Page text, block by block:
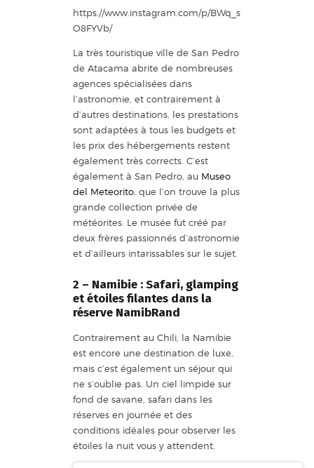
https://www.instagram.com/p/BWq_s
O8FYVb/
La très touristique ville de San Pedro
de Atacama abrite de nombreuses
agences spécialisées dans
l’astronomie, et contrairement à
d’autres destinations, les prestations
sont adaptées à tous les budgets et
les prix des hébergements restent
également très corrects. C’est
également à San Pedro, au Museo
del Meteorito , que l’on trouve la plus
grande collection privée de
météorites. Le musée fut créé par
deux frères passionnés d’astronomie
et d’ailleurs intarissables sur le sujet.
2 – Namibie : Safari, glamping
et étoiles filantes dans la
réserve NamibRand
Contrairement au Chili, la Namibie
est encore une destination de luxe,
mais c’est également un séjour qui
ne s’oublie pas. Un ciel limpide sur
fond de savane, safari dans les
réserves en journée et des
conditions idéales pour observer les
étoiles la nuit vous y attendent.